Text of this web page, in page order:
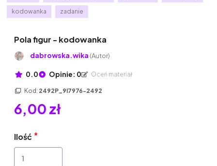
kodowanka zadanie
Pola figur - kodowanka
dabrowska.wika (Autor)
0.0 Opinie: 0 Oceń materiał
Kod: 2492P_9I7976-2492
6,00 zł
Ilość